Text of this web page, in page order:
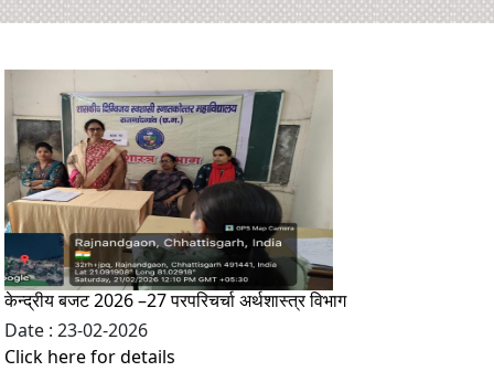
केन्द्रीय बजट 2026 –27 परपरिचर्चा अर्थशास्त्र विभाग
Date : 23-02-2026
Click here for details